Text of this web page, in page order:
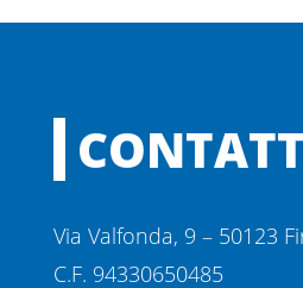
Via Valfonda, 9 – 50123
C.F. 94330650485